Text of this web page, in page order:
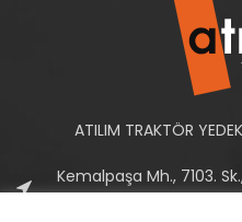
ATILIM TRAKTÖR
Kemalpaşa Mh., 7103.